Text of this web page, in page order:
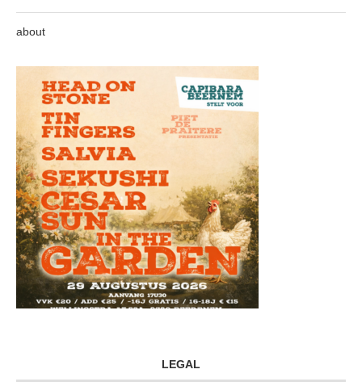
about
LEGAL